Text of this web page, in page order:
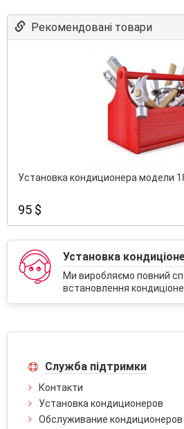
Рекомендовані товари
Установка кондиционера модели
95 $
Установка
Ми виробляємо повний
встановлення
Служба підтримки
Контакти
Установка кондиционеров
Обслуживание кондиционеров